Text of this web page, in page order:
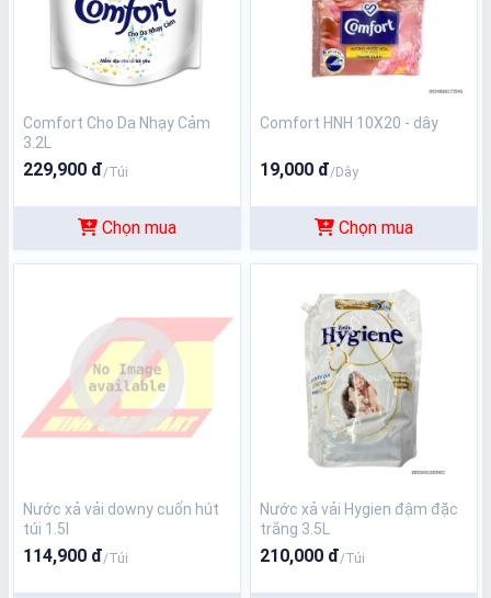
Comfort Cho Da Nhạy Cảm
3.2L
229,900 đ/Túi
Chọn mua
Comfort HNH 10X20 - dây
19,000 đ/Dây
Chọn mua
Nước xả vải downy cuốn hút
túi 1.5l
114,900 đ/Túi
Nước xả vải Hygien đậm đặc
trắng 3.5L
210,000 đ/Túi